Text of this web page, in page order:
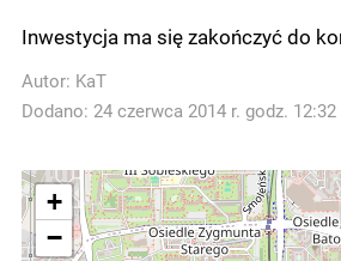
Inwestycja ma się zakończyć do
Autor: KaT
Dodano: 24 czerwca 2014 r. godz. 12:32
+
−